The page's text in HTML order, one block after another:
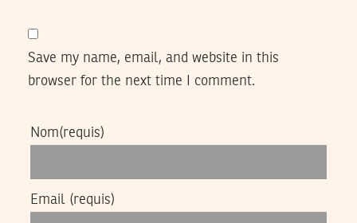
Save my name, email, and website in this
browser for the next time I comment.
Nom(requis)
Email (requis)